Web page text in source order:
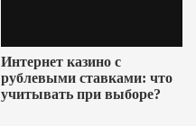
Интернет казино с
рублевыми ставками: что
учитывать при выборе?